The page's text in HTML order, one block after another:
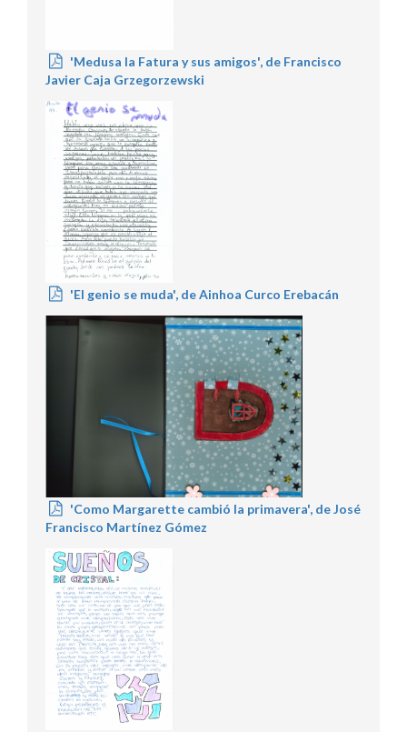
'Medusa la Fatura y sus amigos', de Francisco
Javier Caja Grzegorzewski
'El genio se muda', de Ainhoa Curco Erebacán
'Como Margarette cambió la primavera', de José
Francisco Martínez Gómez